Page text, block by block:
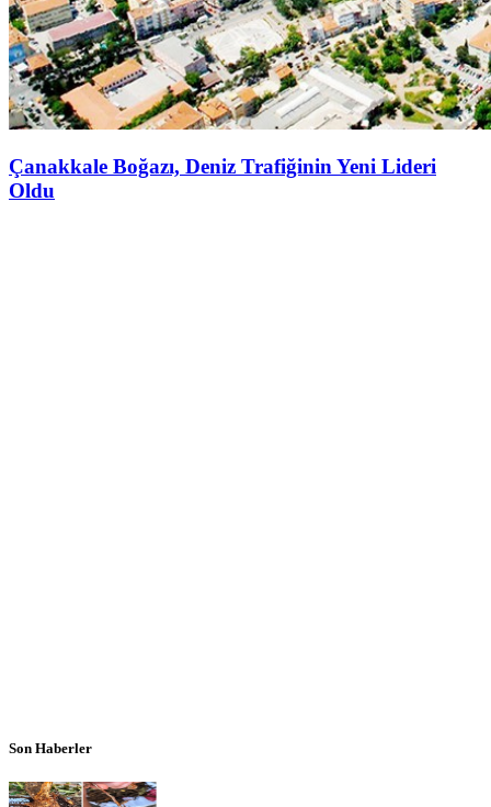
Çanakkale Boğazı, Deniz Trafiğinin Yeni Lideri
Oldu
Son Haberler